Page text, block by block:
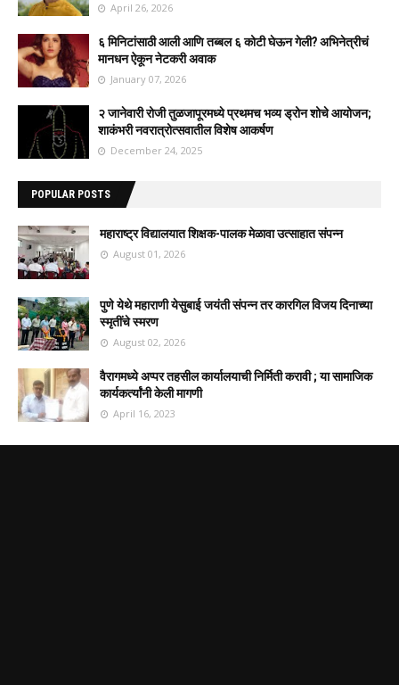
April 26, 2026
६ मिनिटांसाठी आली आणि तब्बल ६ कोटी घेऊन गेली? अभिनेत्रीचं
मानधन ऐकून नेटकरी अवाक
January 07, 2026
२ जानेवारी रोजी तुळजापूरमध्ये प्रथमच भव्य ड्रोन शोचे आयोजन;
शाकंभरी नवरात्रोत्सवातील विशेष आकर्षण
December 24, 2025
POPULAR POSTS
महाराष्ट्र विद्यालयात शिक्षक-पालक मेळावा उत्साहात संपन्न
August 01, 2026
पुणे येथे महाराणी येसुबाई जयंती संपन्न तर कारगिल विजय दिनाच्या
स्मृतींचे स्मरण
August 02, 2026
वैरागमध्ये अप्पर तहसील कार्यालयाची निर्मिती करावी ; या सामाजिक
कार्यकर्त्यांनी केली मागणी
April 16, 2023